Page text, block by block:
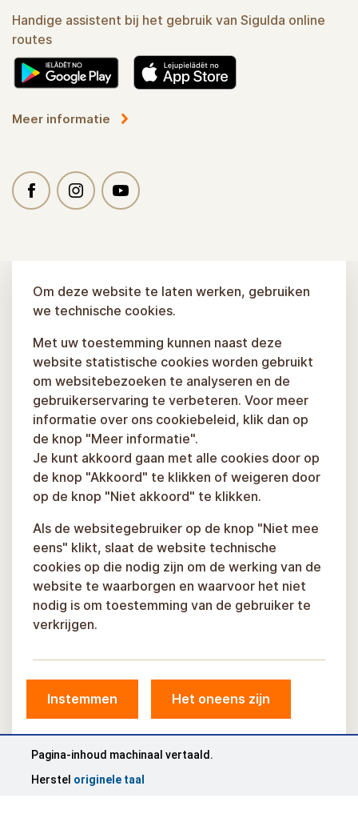
Handige assistent bij het gebruik van Sigulda online
routes
Meer informatie
© Gemeente Sigulda, 2026.
Ontwikkeld door COSMODROME
Om deze website te laten werken, gebruiken
we technische cookies.
Met uw toestemming kunnen naast deze
website statistische cookies worden gebruikt
om websitebezoeken te analyseren en de
gebruikerservaring te verbeteren. Voor meer
informatie over ons cookiebeleid, klik dan op
de knop "Meer informatie".
Je kunt akkoord gaan met alle cookies door op
de knop "Akkoord" te klikken of weigeren door
op de knop "Niet akkoord" te klikken.
Als de websitegebruiker op de knop "Niet mee
eens" klikt, slaat de website technische
cookies op die nodig zijn om de werking van de
website te waarborgen en waarvoor het niet
nodig is om toestemming van de gebruiker te
verkrijgen.
Instemmen Het oneens zijn
Pagina-inhoud machinaal vertaald.
Herstel originele taal